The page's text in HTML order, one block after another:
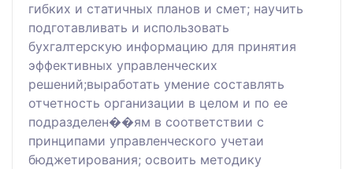
гибких и статичных планов и смет; научить
подготавливать и использовать
бухгалтерскую информацию для принятия
эффективных управленческих
решений;выработать умение составлять
отчетность организации в целом и по ее
подразделен��ям в соответствии с
принципами управленческого учетаи
бюджетирования; освоить методику